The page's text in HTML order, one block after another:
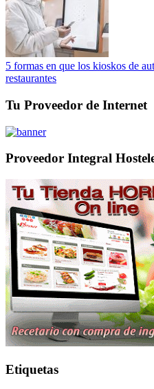
5 formas en que los kioskos de
restaurantes
Tu Proveedor de Internet
Proveedor Integral
Etiquetas